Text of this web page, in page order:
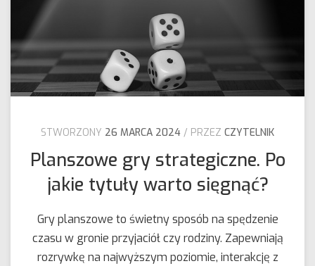
STWORZONY 26 MARCA 2024 PRZEZ CZYTELNIK
Planszowe gry strategiczne. Po
jakie tytuły warto sięgnąć?
Gry planszowe to świetny sposób na spędzenie
czasu w gronie przyjaciół czy rodziny. Zapewniają
rozrywkę na najwyższym poziomie, interakcję z